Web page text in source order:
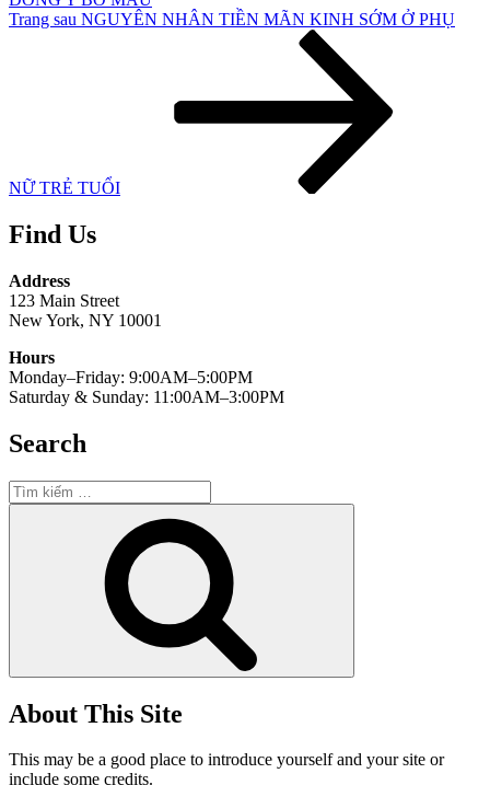
Bài
Trang sau NGUYÊN NHÂN TIỀN MÃN KINH SỚM Ở PHỤ
NỮ TRẺ TUỔI
Find Us
Address
123 Main Street
New York, NY 10001
Hours
Monday–Friday: 9:00AM–5:00PM
Saturday & Sunday: 11:00AM–3:00PM
Search
Tìm
kiếm:
About This Site
This may be a good place to introduce yourself and your site or
include some credits.